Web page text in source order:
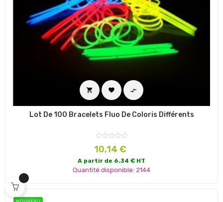
  
Lot De 100 Bracelets Fluo De Coloris Différents
Prix
10,14 €
A partir de 6.34 € HT
Quantité disponible: 2144